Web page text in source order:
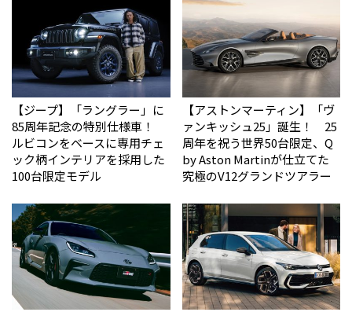
【ジープ】「ラングラー」に
85周年記念の特別仕様車！
ルビコンをベースに専用チェ
ック柄インテリアを採用した
100台限定モデル
【アストンマーティン】「ヴ
ァンキッシュ25」誕生！ 25
周年を祝う世界50台限定、Q
by Aston Martinが仕立てた
究極のV12グランドツアラー